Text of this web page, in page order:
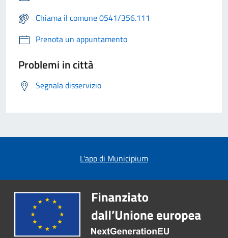
Chiama il comune 0541/356.111
Prenota un appuntamento
Problemi in città
Segnala disservizio
L'app di Municipium